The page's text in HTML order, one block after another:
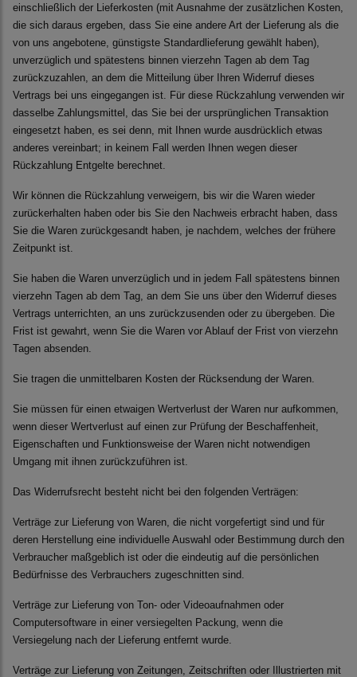
einschließlich der Lieferkosten (mit Ausnahme der zusätzlichen Kosten,
die sich daraus ergeben, dass Sie eine andere Art der Lieferung als die
von uns angebotene, günstigste Standardlieferung gewählt haben),
unverzüglich und spätestens binnen vierzehn Tagen ab dem Tag
zurückzuzahlen, an dem die Mitteilung über Ihren Widerruf dieses
Vertrags bei uns eingegangen ist. Für diese Rückzahlung verwenden wir
dasselbe Zahlungsmittel, das Sie bei der ursprünglichen Transaktion
eingesetzt haben, es sei denn, mit Ihnen wurde ausdrücklich etwas
anderes vereinbart; in keinem Fall werden Ihnen wegen dieser
Rückzahlung Entgelte berechnet.
Wir können die Rückzahlung verweigern, bis wir die Waren wieder
zurückerhalten haben oder bis Sie den Nachweis erbracht haben, dass
Sie die Waren zurückgesandt haben, je nachdem, welches der frühere
Zeitpunkt ist.
Sie haben die Waren unverzüglich und in jedem Fall spätestens binnen
vierzehn Tagen ab dem Tag, an dem Sie uns über den Widerruf dieses
Vertrags unterrichten, an uns zurückzusenden oder zu übergeben. Die
Frist ist gewahrt, wenn Sie die Waren vor Ablauf der Frist von vierzehn
Tagen absenden.
Sie tragen die unmittelbaren Kosten der Rücksendung der Waren.
Sie müssen für einen etwaigen Wertverlust der Waren nur aufkommen,
wenn dieser Wertverlust auf einen zur Prüfung der Beschaffenheit,
Eigenschaften und Funktionsweise der Waren nicht notwendigen
Umgang mit ihnen zurückzuführen ist.
Das Widerrufsrecht besteht nicht bei den folgenden Verträgen:
Verträge zur Lieferung von Waren, die nicht vorgefertigt sind und für
deren Herstellung eine individuelle Auswahl oder Bestimmung durch den
Verbraucher maßgeblich ist oder die eindeutig auf die persönlichen
Bedürfnisse des Verbrauchers zugeschnitten sind.
Verträge zur Lieferung von Ton- oder Videoaufnahmen oder
Computersoftware in einer versiegelten Packung, wenn die
Versiegelung nach der Lieferung entfernt wurde.
Verträge zur Lieferung von Zeitungen, Zeitschriften oder Illustrierten mit